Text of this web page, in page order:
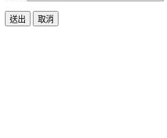
送出 取消